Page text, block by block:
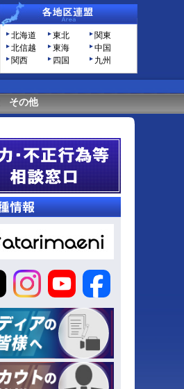
北海道 東北
関東
北信越
東海
中国
関西
四国 九州
その他